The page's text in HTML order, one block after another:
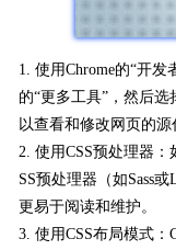
1. 使用Chrome的“开
的“更多工具”，然后选
以查看和修改网页的源
2. 使用CSS预处理器
SS预处理器（如Sass
更易于阅读和维护。
3. 使用CSS布局模式